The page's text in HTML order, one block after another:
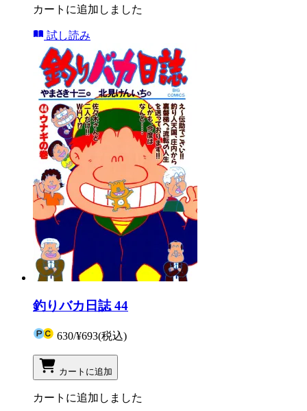
カートに追加しました
試し読み
釣りバカ日誌 44
630/¥693(税込)
カートに追加
カートに追加しました